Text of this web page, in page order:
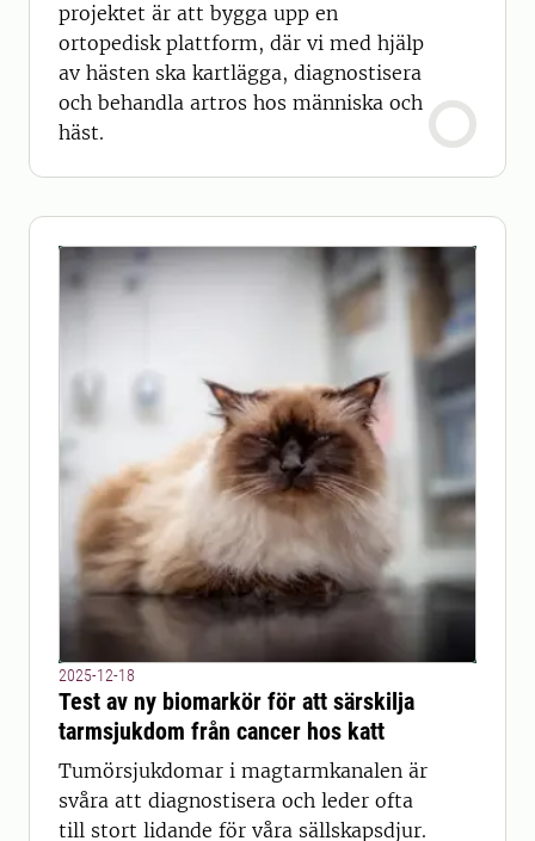
projektet är att bygga upp en
ortopedisk plattform, där vi med hjälp
av hästen ska kartlägga, diagnostisera
och behandla artros hos människa och
häst.
2025-12-18
Test av ny biomarkör för att särskilja
tarmsjukdom från cancer hos katt
Tumörsjukdomar i magtarmkanalen är
svåra att diagnostisera och leder ofta
till stort lidande för våra sällskapsdjur.